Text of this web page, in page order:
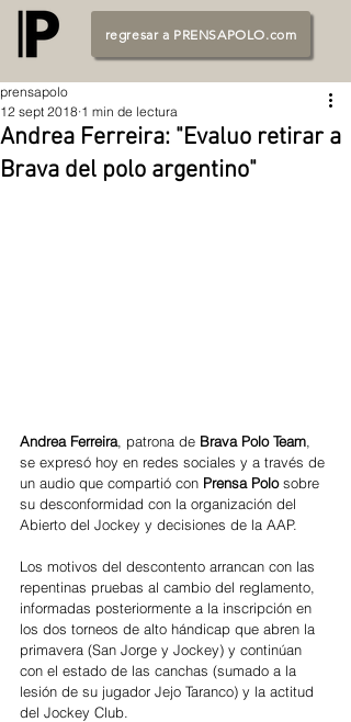
regresar a PRENSAPOLO.com
Andrea Ferreira: "Evaluo retirar a
Brava del polo argentino"
prensapolo
12 sept 2018 1 min de lectura
Andrea Ferreira, patrona de Brava Polo Team,
se expresó hoy en redes sociales y a través de
un audio que compartió con Prensa Polo sobre
su desconformidad con la organización del
Abierto del Jockey y decisiones de la AAP.
Los motivos del descontento arrancan con las
repentinas pruebas al cambio del reglamento,
informadas posteriormente a la inscripción en
los dos torneos de alto hándicap que abren la
primavera (San Jorge y Jockey) y continúan
con el estado de las canchas (sumado a la
lesión de su jugador Jejo Taranco) y la actitud
del Jockey Club.